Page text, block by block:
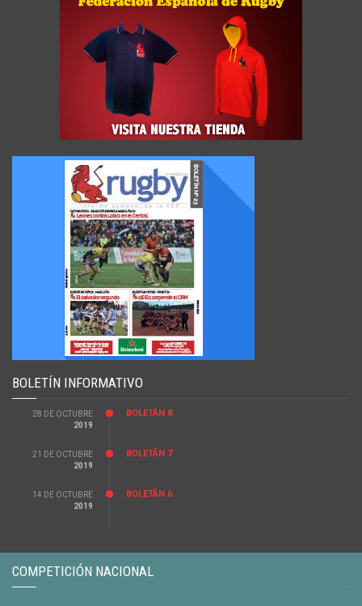
BOLETÍN INFORMATIVO
28 DE OCTUBRE
2019
BOLETÃ­N 8
21 DE OCTUBRE
2019
BOLETÃ­N 7
14 DE OCTUBRE
2019
BOLETÃ­N 6
COMPETICIÓN NACIONAL